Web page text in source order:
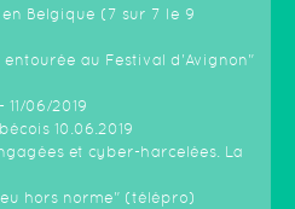
Belgique (7 sur 7 le 9
au Festival d'Avignon"
06/2019
10.06.2019
et cyber-harcelées. La
hors norme" (télépro)